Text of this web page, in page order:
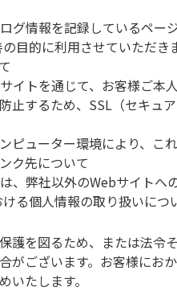
グ情報を記録しているペー
目的に利用させていただき
イトを通じて、お客様ご本
止するため、SSL（セキュ
ピューター環境により、こ
ク先について
、弊社以外のWebサイト
る個人情報の取り扱いにつ
護を図るため、または法令
がございます。お客様にお
いたします。